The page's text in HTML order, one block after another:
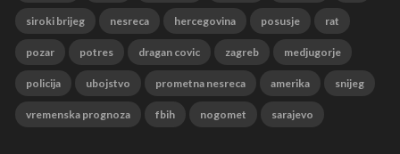
siroki brijeg nesreca hercegovina posusje rat
pozar potres dragan covic zagreb medjugorje
policija ubojstvo prometna nesreca amerika snijeg
vremenska prognoza fbih nogomet sarajevo